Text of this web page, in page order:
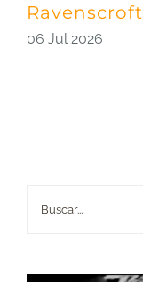
Ravenscroft
06 Jul 2026